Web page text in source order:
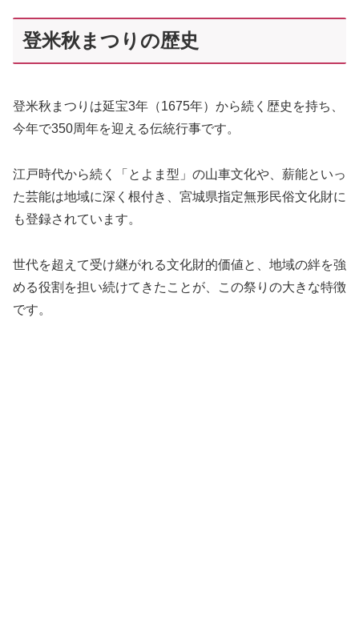
登米秋まつりの歴史
登米秋まつりは延宝3年（1675年）から続く歴史を持ち、
今年で350周年を迎える伝統行事です。
江戸時代から続く「とよま型」の山車文化や、薪能といっ
た芸能は地域に深く根付き、宮城県指定無形民俗文化財に
も登録されています。
世代を超えて受け継がれる文化財的価値と、地域の絆を強
める役割を担い続けてきたことが、この祭りの大きな特徴
です。